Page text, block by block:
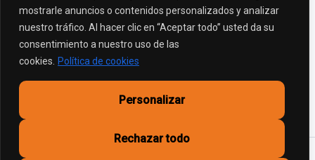
mostrarle anuncios o contenidos personalizados y analizar
nuestro tráfico. Al hacer clic en “Aceptar todo” usted da su
consentimiento a nuestro uso de las
cookies.
Política de cookies
Personalizar
Rechazar todo
Contáctenos
Bonn 169 - Villa Carlos Paz - Cba
info@fundacionluzsgbargentina.com
(+54) 3541669630